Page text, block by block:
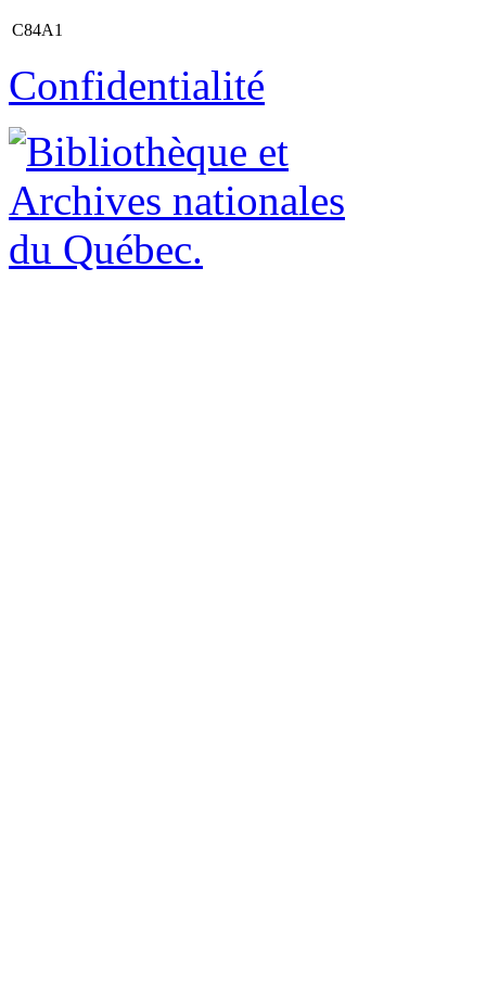
C84A1
Confidentialité